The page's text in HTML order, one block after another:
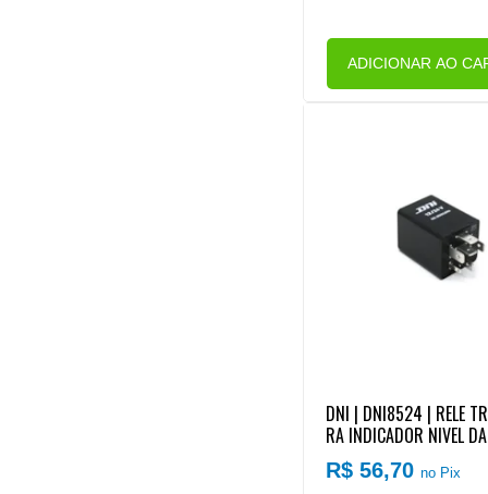
ADICIONAR AO
DNI | DNI8524 | RELE
RA INDICADOR NIVEL
R$ 56,70no Pix